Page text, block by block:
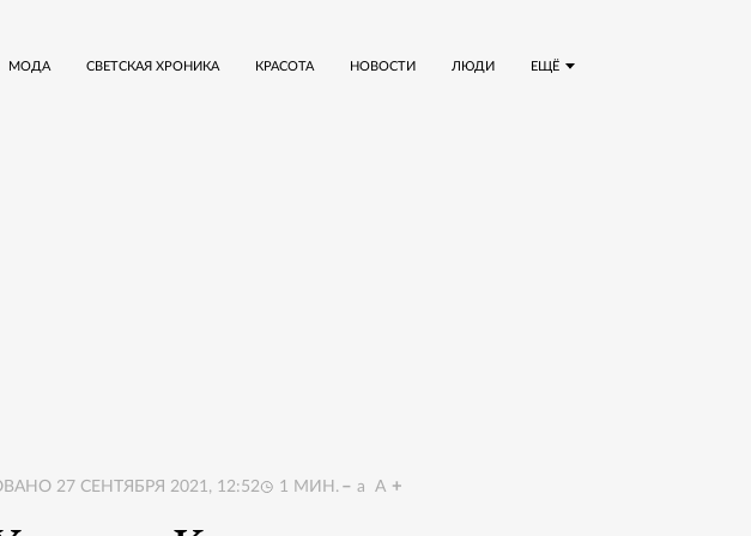
ЕЩЁ
МОДА СВЕТСКАЯ ХРОНИКА КРАСОТА НОВОСТИ ЛЮДИ
27 СЕНТЯБРЯ 2021, 12:52 1 МИН. a A